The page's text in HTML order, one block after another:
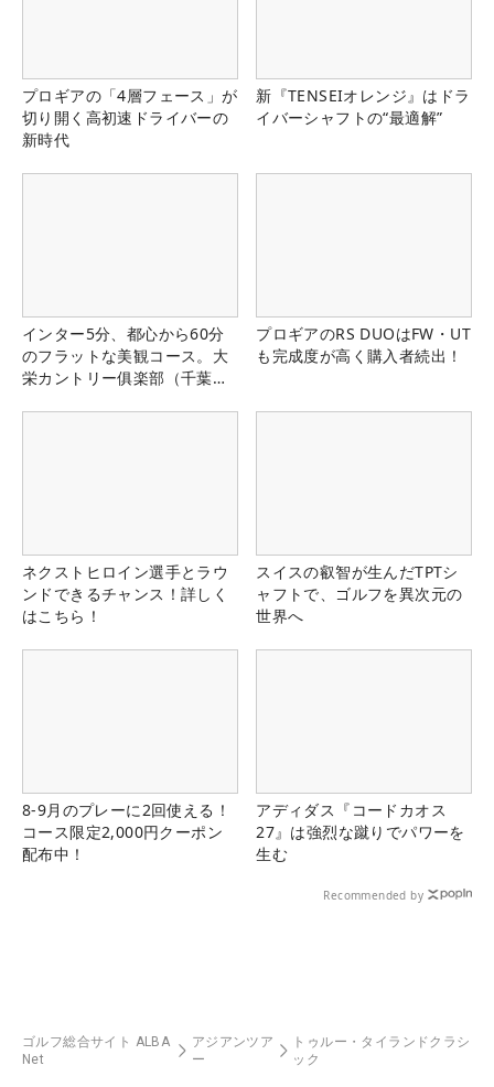
プロギアの「4層フェース」が
切り開く高初速ドライバーの
新時代
新『TENSEIオレンジ』はドラ
イバーシャフトの“最適解”
インター5分、都心から60分
のフラットな美観コース。大
栄カントリー俱楽部（千葉
プロギアのRS DUOはFW・UT
も完成度が高く購入者続出！
ネクストヒロイン選手とラウ
ンドできるチャンス！詳しく
はこちら！
スイスの叡智が生んだTPTシ
ャフトで、ゴルフを異次元の
世界へ
8-9月のプレーに2回使える！
コース限定2,000円クーポン
配布中！
アディダス『コードカオス
27』は強烈な蹴りでパワーを
生む
Recommended by
ゴルフ総合サイト ALBA
Net
アジアンツア
ー
トゥルー・タイランドクラシ
ック